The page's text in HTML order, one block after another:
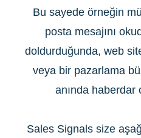
Bu sayede örneğin
posta mesajını
doldurduğunda, web
veya bir pazarlama
anında haberdar
Sales Signals size